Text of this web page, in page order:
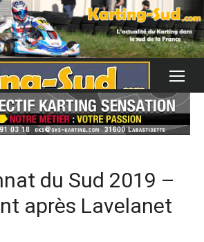
du Sud 2019 –
après Lavelanet